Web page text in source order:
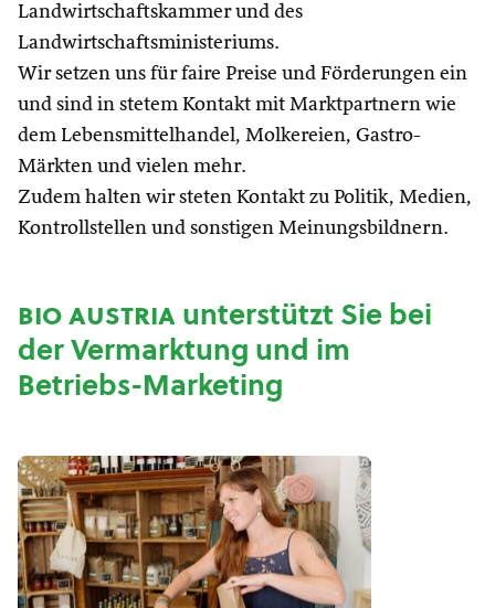
Landwirtschaftskammer und des
Landwirtschaftsministeriums.
Wir setzen uns für faire Preise und Förderungen ein
und sind in stetem Kontakt mit Marktpartnern wie
dem Lebensmittelhandel, Molkereien, Gastro-
Märkten und vielen mehr.
Zudem halten wir steten Kontakt zu Politik, Medien,
Kontrollstellen und sonstigen Meinungsbildnern.
bio austriaunterstützt Sie bei
der Vermarktung und im
Betriebs-Marketing